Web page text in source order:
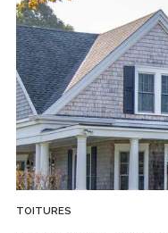
TOITURES